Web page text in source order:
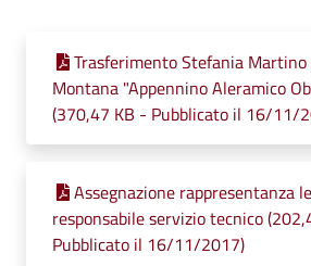
Trasferimento Stefania
Montana "Appennino Aleramico
(370,47 KB - Pubblicato il 16/11/
Assegnazione rappresentanza
responsabile servizio tecnico
Pubblicato il 16/11/2017)